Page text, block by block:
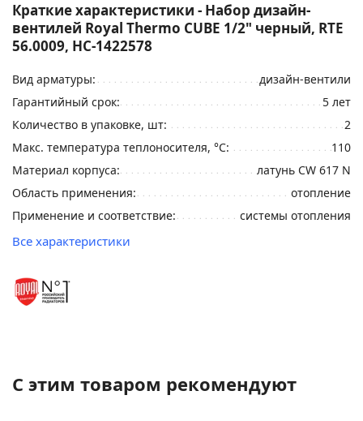
Краткие характеристики - Набор дизайн-
вентилей Royal Thermo CUBE 1/2" черный, RTE
56.0009, НС-1422578
Вид арматуры:
дизайн-вентили
Гарантийный срок:
5 лет
Количество в упаковке, шт:
2
Макс. температура теплоносителя, °C:
110
Материал корпуса:
латунь CW 617 N
Область применения:
отопление
Применение и соответствие:
системы отопления
Все характеристики
С этим товаром рекомендуют